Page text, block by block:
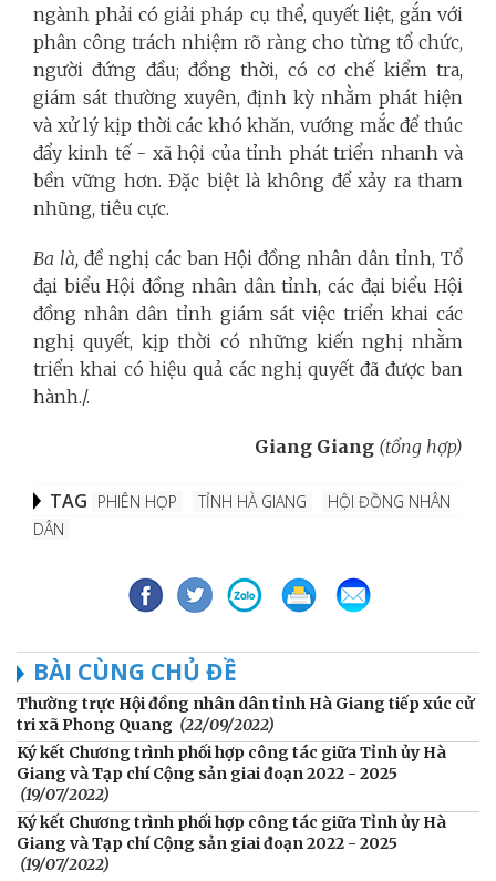
ngành phải có giải pháp cụ thể, quyết liệt, gắn với
phân công trách nhiệm rõ ràng cho từng tổ chức,
người đứng đầu; đồng thời, có cơ chế kiểm tra,
giám sát thường xuyên, định kỳ nhằm phát hiện
và xử lý kịp thời các khó khăn, vướng mắc để thúc
đẩy kinh tế - xã hội của tỉnh phát triển nhanh và
bền vững hơn. Đặc biệt là không để xảy ra tham
nhũng, tiêu cực.
Ba là,đề nghị các ban Hội đồng nhân dân tỉnh, Tổ
đại biểu Hội đồng nhân dân tỉnh, các đại biểu Hội
đồng nhân dân tỉnh giám sát việc triển khai các
nghị quyết, kịp thời có những kiến nghị nhằm
triển khai có hiệu quả các nghị quyết đã được ban
hành./.
Giang Giang (tổng hợp)
TAG PHIÊN HỌP TỈNH HÀ GIANG
HỘI ĐỒNG NHÂN
DÂN
BÀI CÙNG CHỦ ĐỀ
Thường trực Hội đồng nhân dân tỉnh Hà Giang tiếp xúc cử
tri xã Phong Quang (22/09/2022)
Ký kết Chương trình phối hợp công tác giữa Tỉnh ủy Hà
Giang và Tạp chí Cộng sản giai đoạn 2022 - 2025
(19/07/2022)
Ký kết Chương trình phối hợp công tác giữa Tỉnh ủy Hà
Giang và Tạp chí Cộng sản giai đoạn 2022 - 2025
(19/07/2022)